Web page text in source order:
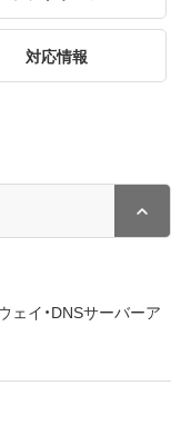
対応情報
ェイ・DNSサーバーア